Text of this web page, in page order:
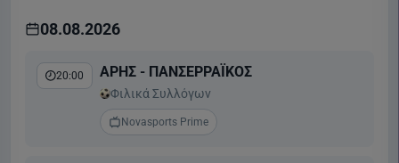
08.08.2026
20:00 ΑΡΗΣ - ΠΑΝΣΕΡΡΑΪΚΟΣ
Φιλικά Συλλόγων
Novasports Prime